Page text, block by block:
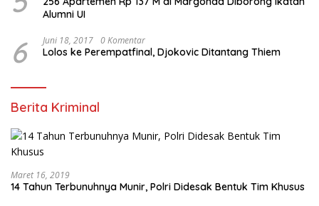
Alumni UI
6 Juni 18, 2017 0 Komentar
Lolos ke Perempatfinal, Djokovic Ditantang Thiem
Berita Kriminal
Maret 16, 2019
14 Tahun Terbunuhnya Munir, Polri Didesak Bentuk Tim Khusus